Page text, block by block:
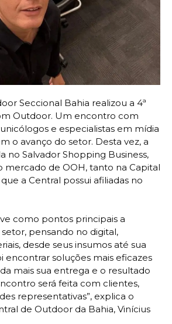
Seccional Bahia realizou a 4ª
Outdoor. Um encontro com
e especialistas em mídia
o avanço do setor. Desta vez, a
no Salvador Shopping Business,
mercado de OOH, tanto na Capital
a Central possui afiliadas no
como pontos principais a
pensando no digital,
desde seus insumos até sua
encontrar soluções mais eficazes
mais sua entrega e o resultado
será feita com clientes,
representativas”, explica o
de Outdoor da Bahia, Vinícius